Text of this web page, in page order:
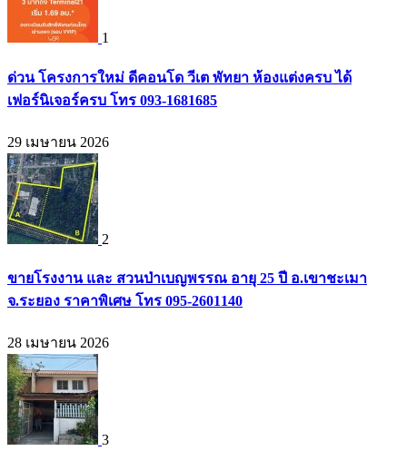
1
ด่วน โครงการใหม่ ดีคอนโด วีเต พัทยา ห้องแต่งครบ ได้
เฟอร์นิเจอร์ครบ โทร 093-1681685
29 เมษายน 2026
2
ขายโรงงาน และ สวนป่าเบญพรรณ อายุ 25 ปี อ.เขาชะเมา
จ.ระยอง ราคาพิเศษ โทร 095-2601140
28 เมษายน 2026
3